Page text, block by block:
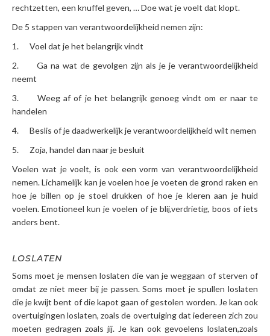
rechtzetten, een knuffel geven, … Doe wat je voelt dat klopt.
De 5 stappen van verantwoordelijkheid nemen zijn:
1. Voel dat je het belangrijk vindt
2. Ga na wat de gevolgen zijn als je je verantwoordelijkheid
neemt
3. Weeg af of je het belangrijk genoeg vindt om er naar te
handelen
4. Beslis of je daadwerkelijk je verantwoordelijkheid wilt nemen
5. Zoja, handel dan naar je besluit
Voelen wat je voelt, is ook een vorm van verantwoordelijkheid
nemen. Lichamelijk kan je voelen hoe je voeten de grond raken en
hoe je billen op je stoel drukken of hoe je kleren aan je huid
voelen. Emotioneel kun je voelen of je blij,verdrietig, boos of iets
anders bent.
LOSLATEN
Soms moet je mensen loslaten die van je weggaan of sterven of
omdat ze niet meer bij je passen. Soms moet je spullen loslaten
die je kwijt bent of die kapot gaan of gestolen worden. Je kan ook
overtuigingen loslaten, zoals de overtuiging dat iedereen zich zou
moeten gedragen zoals jij. Je kan ook gevoelens loslaten,zoals